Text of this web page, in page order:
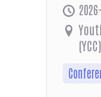
(YCC)